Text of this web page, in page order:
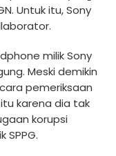
Untuk itu, Sony
milik Sony
Meski demikin
pemeriksaan
karena dia tak
korupsi